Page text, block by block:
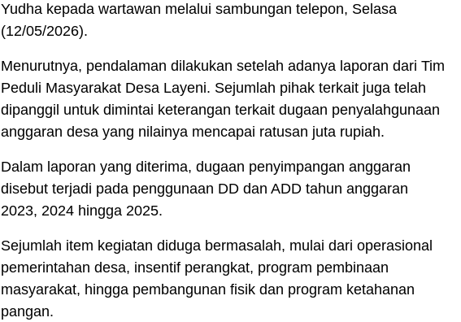
Yudha kepada wartawan melalui sambungan telepon, Selasa
(12/05/2026).
Menurutnya, pendalaman dilakukan setelah adanya laporan dari Tim
Peduli Masyarakat Desa Layeni. Sejumlah pihak terkait juga telah
dipanggil untuk dimintai keterangan terkait dugaan penyalahgunaan
anggaran desa yang nilainya mencapai ratusan juta rupiah.
Dalam laporan yang diterima, dugaan penyimpangan anggaran
disebut terjadi pada penggunaan DD dan ADD tahun anggaran
2023, 2024 hingga 2025.
Sejumlah item kegiatan diduga bermasalah, mulai dari operasional
pemerintahan desa, insentif perangkat, program pembinaan
masyarakat, hingga pembangunan fisik dan program ketahanan
pangan.